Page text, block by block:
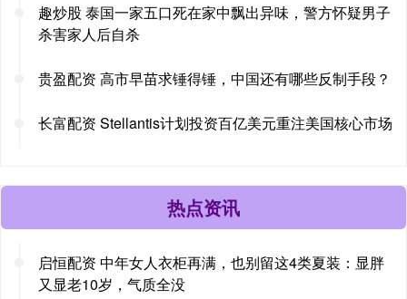
趣炒股 泰国一家五口死在家中飘出异味，警方怀疑男子
杀害家人后自杀
贵盈配资 高市早苗求锤得锤，中国还有哪些反制手段？
长富配资 Stellantis计划投资百亿美元重注美国核心市场
热点资讯
启恒配资 中年女人衣柜再满，也别留这4类夏装：显胖
又显老10岁，气质全没